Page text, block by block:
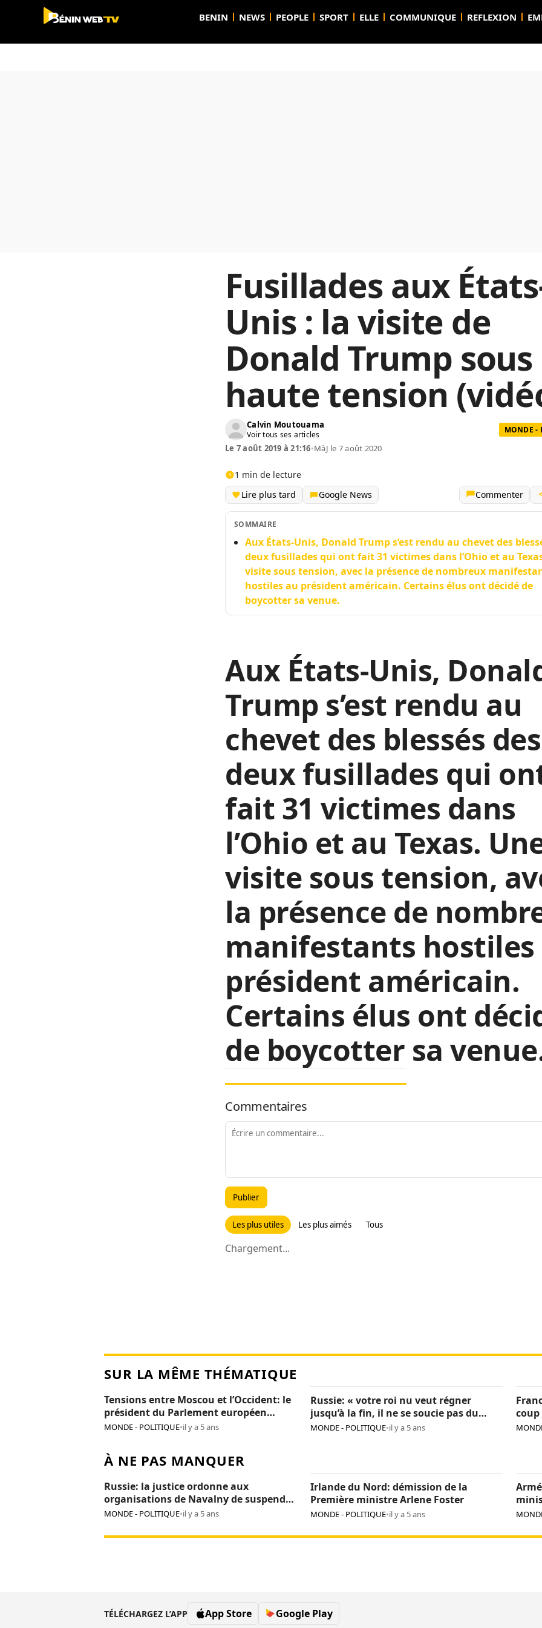
BENIN NEWS PEOPLE SPORT ELLE COMMUNIQUE REFLEXION
Fusillades aux
Unis : la visite de
Donald Trump sous
haute tension
Calvin Moutouama
Voir tous ses articles MONDE -
Le 7 août 2019 à 21:16•MàJ le 7 août 2020
1 min de lecture
Lire plus tard
Google News Commenter
SOMMAIRE
Aux États-Unis, Donald Trump s’est rendu au chevet des
deux fusillades qui ont fait 31 victimes dans l’Ohio et au
visite sous tension, avec la présence de nombreux
hostiles au président américain. Certains élus ont décidé de
boycotter sa venue.
Aux États-Unis,
Trump s’est rendu au
chevet des blessés des
deux fusillades qui
fait 31 victimes dans
l’Ohio et au Texas.
visite sous tension,
la présence de
manifestants hostiles
président américain.
Certains élus ont
de boycotter sa
Commentaires
Publier
Les plus utiles Les plus aimés Tous
Chargement...
SUR LA MÊME THÉMATIQUE
Tensions entre Moscou et l’Occident: le
président du Parlement européen
persona non grata en Russie
MONDE - POLITIQUE•il y a 5 ans
Russie: « votre roi nu veut régner
jusqu’à la fin, il ne se soucie pas du
pays », Navalny critique encore Poutine
MONDE - POLITIQUE•il y a 5 ans
coup
À NE PAS MANQUER
Russie: la justice ordonne aux
organisations de Navalny de suspendre
leurs activités
MONDE - POLITIQUE•il y a 5 ans
Irlande du Nord: démission de la
Première ministre Arlene Foster
MONDE - POLITIQUE•il y a 5 ans
TÉLÉCHARGEZ L’APP App Store Google Play